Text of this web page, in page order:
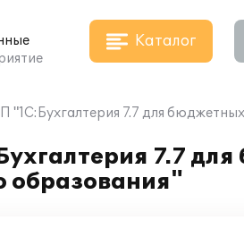
Каталог
"1С:Бухгалтерия 7.7 для
7.7
образования"